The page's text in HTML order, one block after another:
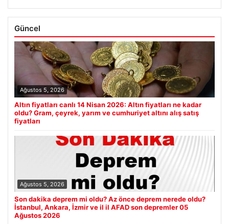
Güncel
Ağustos 5, 2026
Altın fiyatları canlı 14 Nisan 2026: Altın fiyatları ne kadar
oldu? Gram, çeyrek, yarım ve cumhuriyet altını alış satış
fiyatları
Ağustos 5, 2026
Son dakika deprem mi oldu? Az önce deprem nerede oldu?
İstanbul, Ankara, İzmir ve il il AFAD son depremler 05
Ağustos 2026